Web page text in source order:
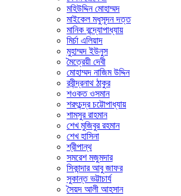
মহিউদ্দিন মোহাম্মদ
মাইকেল মধুসূদন দত্ত
মানিক বন্দ্যোপাধ্যায়
মির্চা এলিয়াদ
মুহাম্মদ ইউনুস
মৈত্রেয়ী দেবী
মোহাম্মদ নাজিম উদ্দিন
রবীন্দ্রনাথ ঠাকুর
শওকত ওসমান
শরৎচন্দ্র চট্টোপাধ্যায়
শামসুর রাহমান
শেখ মুজিবুর রহমান
শেখ হাসিনা
শ্রীপান্থ
সমরেশ মজুমদার
সিকান্দার আবু জাফর
সুকান্ত ভট্টাচার্য
সৈয়দ আলী আহসান